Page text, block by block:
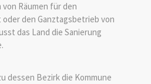
Räumen für den
den Ganztagsbetrieb von
das Land die Sanierung
dessen Bezirk die Kommune